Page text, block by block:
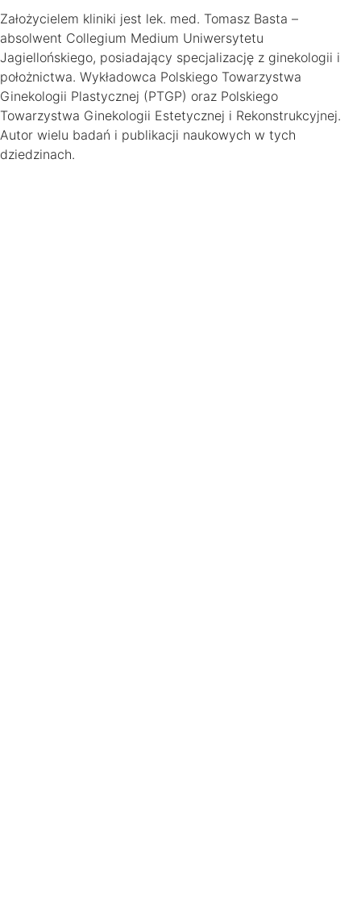
Założycielem kliniki jest lek. med. Tomasz Basta –
absolwent Collegium Medium Uniwersytetu
Jagiellońskiego, posiadający specjalizację z ginekologii i
położnictwa. Wykładowca Polskiego Towarzystwa
Ginekologii Plastycznej (PTGP) oraz Polskiego
Towarzystwa Ginekologii Estetycznej i Rekonstrukcyjnej.
Autor wielu badań i publikacji naukowych w tych
dziedzinach.